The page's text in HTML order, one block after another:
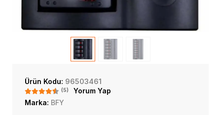
Ürün Kodu: 96503461
(5)
Yorum Yap
Marka: BFY